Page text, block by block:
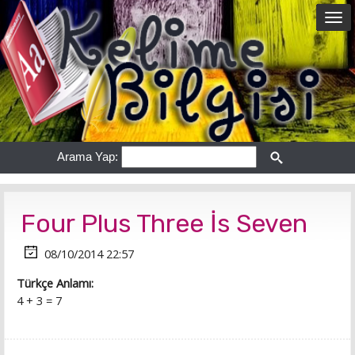
Arama Yap:
Four Plus Three İs Seven
08/10/2014 22:57
Türkçe Anlamı:
4 + 3 = 7